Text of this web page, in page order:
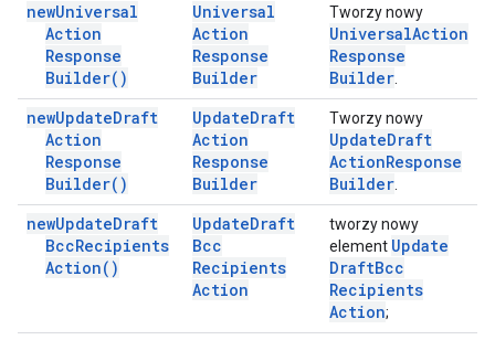
newUniversal
Action
Response
Builder( )
Universal
Action
Response
Builder
Tworzy nowy
UniversalAction
Response
Builder
newUpdateDraft
Action
Response
Builder( )
UpdateDraft
Action
Response
Builder
Tworzy nowy
UpdateDraft
ActionResponse
Builder
newUpdateDraft
BccRecipients
Action( )
UpdateDraft
Bcc
Recipients
Action
tworzy nowy
element Update
DraftBcc
Recipients
Action;